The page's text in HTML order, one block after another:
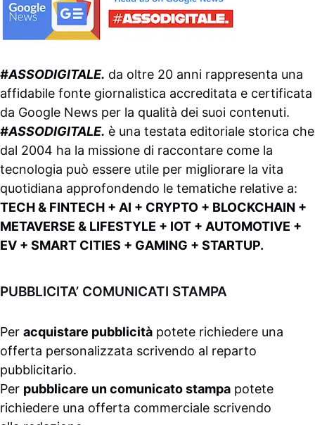
#ASSODIGITALE. da oltre 20 anni rappresenta una
affidabile fonte giornalistica accreditata e certificata
da Google News per la qualità dei suoi contenuti.
#ASSODIGITALE. è una testata editoriale storica che
dal 2004 ha la missione di raccontare come la
tecnologia può essere utile per migliorare la vita
quotidiana approfondendo le tematiche relative a:
TECH & FINTECH + AI + CRYPTO + BLOCKCHAIN +
METAVERSE & LIFESTYLE + IOT + AUTOMOTIVE +
EV + SMART CITIES + GAMING + STARTUP.
PUBBLICITA’ COMUNICATI STAMPA
Per acquistare pubblicità potete richiedere una
offerta personalizzata scrivendo al reparto
pubblicitario.
Per pubblicare un comunicato stampa potete
richiedere una offerta commerciale scrivendo